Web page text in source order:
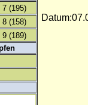
7 (195)
8 (158)
9 (189)